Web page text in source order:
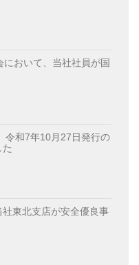
おいて、当社社員が国
令和7年10月27日発行の
た
社東北支店が安全優良事